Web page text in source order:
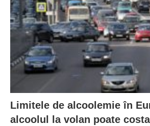
Limitele de alcoolemie în
alcoolul la volan poate